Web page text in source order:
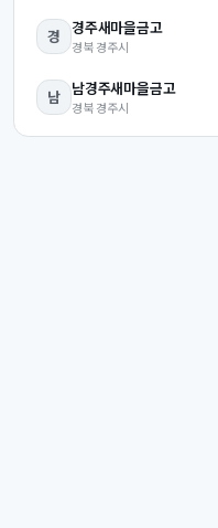
경 경주새마을금고
경북 경주시
남 남경주새마을금고
경북 경주시